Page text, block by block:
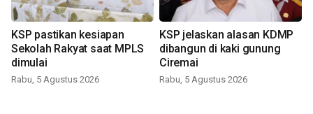
KSP pastikan kesiapan
Sekolah Rakyat saat MPLS
dimulai
Rabu, 5 Agustus 2026
KSP jelaskan alasan KDMP
dibangun di kaki gunung
Ciremai
Rabu, 5 Agustus 2026